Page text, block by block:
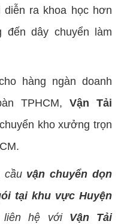
ra khoa học hơn
đến dây chuyển làm
hàng ngàn doanh
TPHCM,Vận Tải
kho xưởng trọn
cầu vận chuyển dọn
tại khu vực Huyện
hệ với Vận Tải